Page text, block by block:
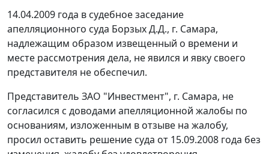
14.04.2009 года в судебное заседание
апелляционного суда Борзых Д.Д., г. Самара,
надлежащим образом извещенный о времени и
месте рассмотрения дела, не явился и явку своего
представителя не обеспечил.
Представитель ЗАО "Инвестмент", г. Самара, не
согласился с доводами апелляционной жалобы по
основаниям, изложенным в отзыве на жалобу,
просил оставить решение суда от 15.09.2008 года без